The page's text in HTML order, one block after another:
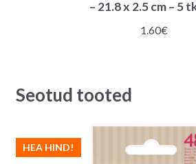
– 21.8 x 2.5 cm – 5
1.60€
Seotud tooted
HEA HIND!